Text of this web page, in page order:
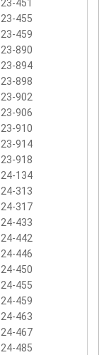
451
455
459
890
894
898
902
906
910
914
918
134
313
317
433
442
446
450
455
459
463
467
485